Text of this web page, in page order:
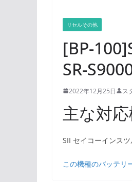
リセルその他
[BP-
SR-
2022年12月25日 ス
主な対
SII セイコーインス
この機種のバッテリ